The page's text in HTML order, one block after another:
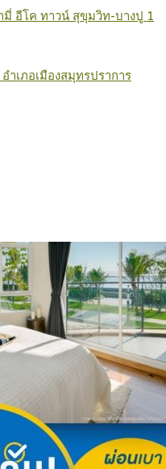
มี่ อีโค ทาวน์ สุขุมวิท-บางปู 1
เภอเมืองสมุทรปราการ